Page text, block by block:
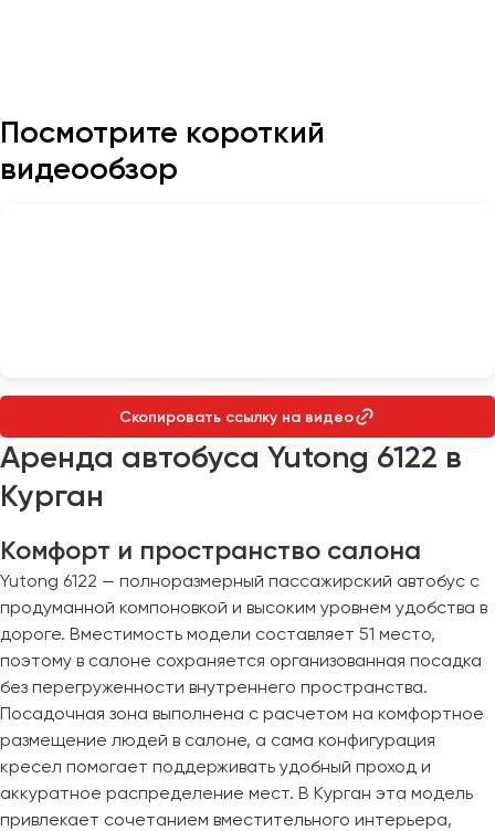
Посмотрите короткий
видеообзор
Скопировать ссылку на видео
Аренда автобуса Yutong 6122 в
Курган
Комфорт и пространство салона
Yutong 6122 — полноразмерный пассажирский автобус с
продуманной компоновкой и высоким уровнем удобства в
дороге. Вместимость модели составляет 51 место,
поэтому в салоне сохраняется организованная посадка
без перегруженности внутреннего пространства.
Посадочная зона выполнена с расчетом на комфортное
размещение людей в салоне, а сама конфигурация
кресел помогает поддерживать удобный проход и
аккуратное распределение мест. В Курган эта модель
привлекает сочетанием вместительного интерьера,
Краснодар
Курган
Москва
Набережные Челны
Нижний Новгород
Нижний Тагил
Новокузнецк
Новороссийск
Новосибирск
Омск
Орёл
Оренбург